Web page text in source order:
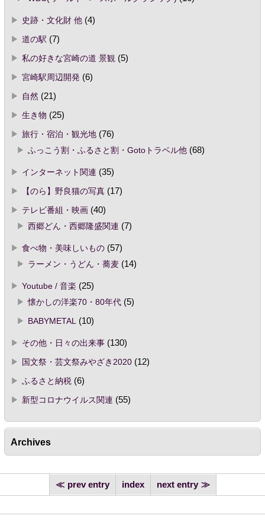
史跡・文化財 他(4)
道の駅 (7)
私の好きな宮崎の道 景観 (5)
宮崎駅周辺開発(6)
自然 (21)
生き物 (25)
旅行・宿泊・観光地(76)
ふっこう割・ふるさと割・Gotoトラベル他(68)
インターネット関連 (35)
【のら】野良猫の写真(17)
テレビ番組・映画(40)
西郷どん・西郷隆盛関連 (7)
食べ物・美味しいもの(57)
ラーメン・うどん・蕎麦(14)
Youtube / 音楽 (25)
懐かしの洋楽70・80年代(5)
BABYMETAL
(10)
その他・日々の出来事(130)
国文祭・芸文祭みやざき2020(12)
ふるさと納税(6)
新型コロナウイルス関連 (55)
Archives
prev entry index next entry